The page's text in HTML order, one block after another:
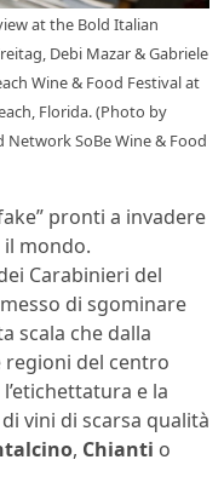
at the Bold Italian
Debi Mazar & Gabriele
Wine & Food Festival at
Florida. (Photo by
SoBe Wine & Food
pronti a invadere
mondo.
Carabinieri del
di sgominare
scala che dalla
regioni del centro
e la
vini di scarsa qualità
, Chianti o